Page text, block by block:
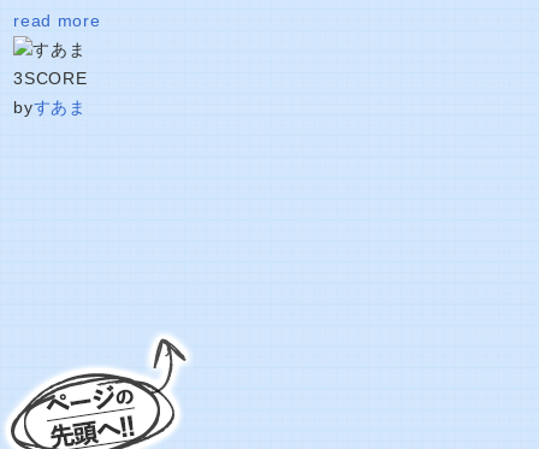
read more
3SCORE
byすあま